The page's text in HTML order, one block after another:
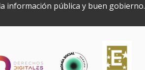
información pública y buen gobierno.